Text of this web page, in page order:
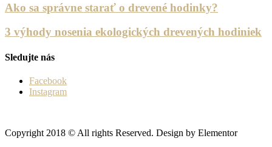
Ako sa správne starať o drevené hodinky?
3 výhody nosenia ekologických drevených hodiniek
Sledujte nás
Facebook
Instagram
Copyright 2018 © All rights Reserved. Design by Elementor